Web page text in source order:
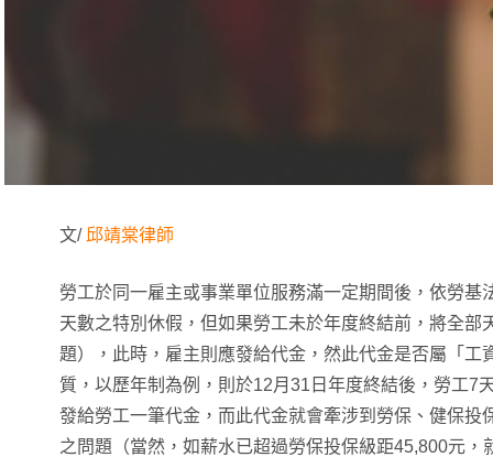
文/ 邱靖棠律師
勞工於同一雇主或事業單位服務滿一定期間後，依勞基
天數之特別休假，但如果勞工未於年度終結前，將全部
題），此時，雇主則應發給代金，然此代金是否屬「工
質，以歷年制為例，則於12月31日年度終結後，勞工7
發給勞工一筆代金，而此代金就會牽涉到勞保、健保投
之問題（當然，如薪水已超過勞保投保級距45,800元，